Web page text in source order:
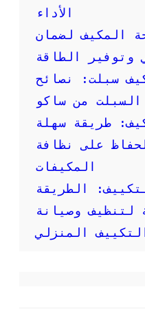
د
م
ا
ت
ع
ا
ل
ي
ة
ج
و
ة
الأداء
المكيف لضمان
وتوفير الطاقة
سبلت: نصائح
السبلت من ساكو
طريقة سهلة
على نظافة
المكيفات
الطريقة
لتنظيف وصيانة
المنزلي